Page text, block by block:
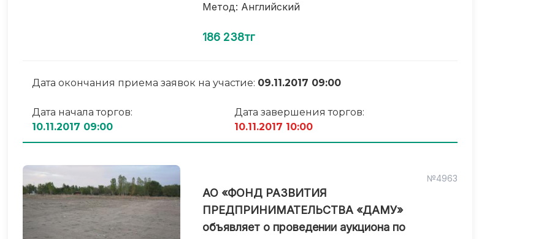
Метод: Английский
186 238тг
Дата окончания приема заявок на участие: 09.11.2017 09:00
Дата начала торгов:
10.11.2017 09:00
Дата завершения торгов:
10.11.2017 10:00
№4963
АО «ФОНД РАЗВИТИЯ
ПРЕДПРИНИМАТЕЛЬСТВА «ДАМУ»
объявляет о проведении аукциона по